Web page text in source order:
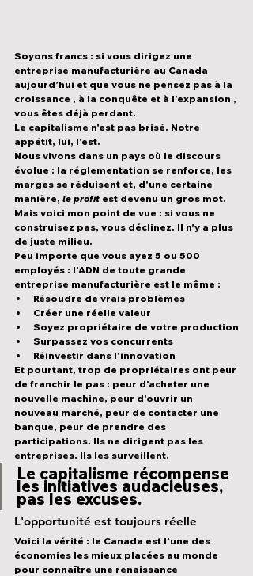
Soyons francs : si vous dirigez une
entreprise manufacturière au Canada
aujourd’hui et que vous ne pensez pas à la
croissance , à la conquête et à l’expansion ,
vous êtes déjà perdant.
Le capitalisme n'est pas brisé. Notre
appétit, lui, l'est.
Nous vivons dans un pays où le discours
évolue : la réglementation se renforce, les
marges se réduisent et, d'une certaine
manière, le profit est devenu un gros mot.
Mais voici mon point de vue : si vous ne
construisez pas, vous déclinez. Il n'y a plus
de juste milieu.
Peu importe que vous ayez 5 ou 500
employés : l'ADN de toute grande
entreprise manufacturière est le même :
Résoudre de vrais problèmes
Créer une réelle valeur
Soyez propriétaire de votre production
Surpassez vos concurrents
Réinvestir dans l'innovation
Et pourtant, trop de propriétaires ont peur
de franchir le pas : peur d'acheter une
nouvelle machine, peur d'ouvrir un
nouveau marché, peur de contacter une
banque, peur de prendre des
participations. Ils ne dirigent pas les
entreprises. Ils les surveillent.
Le capitalisme récompense
les initiatives audacieuses,
pas les excuses.
L'opportunité est toujours réelle
Voici la vérité : le Canada est l’une des
économies les mieux placées au monde
pour connaître une renaissance